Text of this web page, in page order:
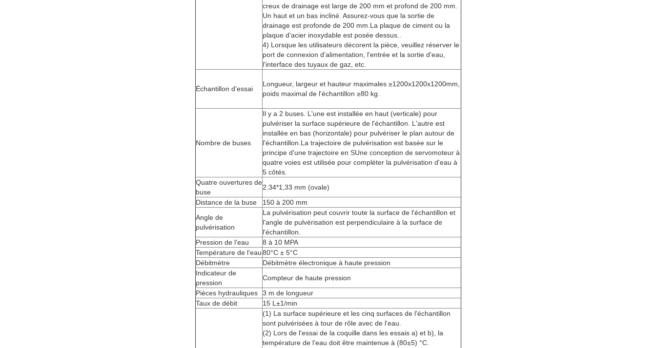
creux de drainage est large de 200 mm et profond de 200 mm.
Un haut et un bas incliné. Assurez-vous que la sortie de
drainage est profonde de 200 mm.La plaque de ciment ou la
plaque d'acier inoxydable est posée dessus..
4) Lorsque les utilisateurs décorent la pièce, veuillez réserver le
port de connexion d'alimentation, l'entrée et la sortie d'eau,
l'interface des tuyaux de gaz, etc.
Échantillon d'essai
Longueur, largeur et hauteur maximales ≥1200x1200x1200mm,
poids maximal de l'échantillon ≥80 kg.
Nombre de buses
Il y a 2 buses. L'une est installée en haut (verticale) pour
pulvériser la surface supérieure de l'échantillon. L'autre est
installée en bas (horizontale) pour pulvériser le plan autour de
l'échantillon.La trajectoire de pulvérisation est basée sur le
principe d'une trajectoire en SUne conception de servomoteur à
quatre voies est utilisée pour compléter la pulvérisation d'eau à
5 côtés.
Quatre ouvertures de
buse
2.34*1,33 mm (ovale)
Distance de la buse
150 à 200 mm
Angle de
pulvérisation
La pulvérisation peut couvrir toute la surface de l'échantillon et
l'angle de pulvérisation est perpendiculaire à la surface de
l'échantillon.
Pression de l'eau
8 à 10 MPA
Température de l'eau80°C ± 5°C
Débitmètre
Débitmètre électronique à haute pression
Indicateur de
pression
Compteur de haute pression
Pièces hydrauliques
3 m de longueur
Taux de débit
15 L±1/min
(1) La surface supérieure et les cinq surfaces de l'échantillon
sont pulvérisées à tour de rôle avec de l'eau.
(2) Lors de l'essai de la coquille dans les essais a) et b), la
température de l'eau doit être maintenue à (80±5) °C.